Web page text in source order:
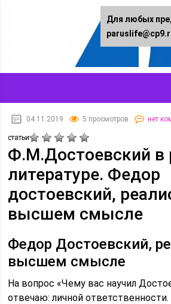
04.11.2019 5 просмотров нет
статьи
Ф.М.Достоевский в
литературе. Федор
достоевский,
высшем смысле
Федор Достоевский,
высшем смысле
На вопрос «Чему вас научил
отвечаю: личной
Для любых